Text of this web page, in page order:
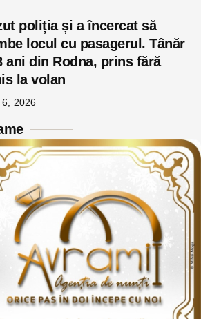
poliția și a încercat să
locul cu pasagerul. Tânăr
ani din Rodna, prins fără
la volan
2026